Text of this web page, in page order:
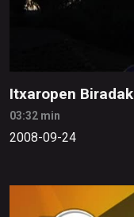
Itxaropen Biradak
03:32 min
2008-09-24